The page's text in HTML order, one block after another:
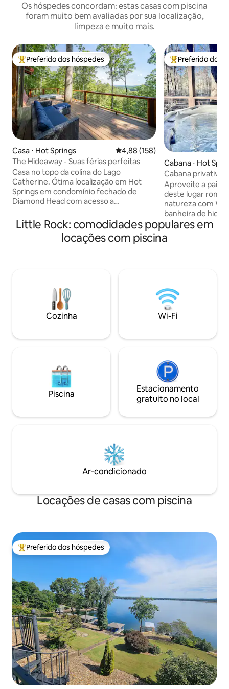
Os hóspedes concordam: estas casas com piscina
foram muito bem avaliadas por sua localização,
limpeza e muito mais.
Entre os melhores preferidos dos hóspedes
Preferido dos hóspedes
Casa ⋅ Hot Springs 4,88 de uma avaliação média de
4,88 (158)
The Hideaway - Suas férias perfeitas
Casa no topo da colina do Lago
Catherine. Ótima localização em Hot
Springs em condomínio fechado de
Diamond Head com acesso a
piscina, quadras de tênis/basquete e
muito mais! Loja de delicatessen
localizada no portão da frente para
as incríveis vistas do lago! Perto do
Parque Estadual de Catherine para
alugar caiaques, caminhar e explorar!
Águas termais no centro da cidade a
viagem está à sua espera!
Entre os
Preferido dos
Cabana ⋅ Hot
Cabana privativa
banheira de
piscina de cowboy
Aproveite a
deste lugar
natureza com
banheira de
piscina de
pequeno lago
de 10 minutos do
área de estar
de baixo ou um
dormir. Esta
perfeito em Hot
da natureza.
Little Rock: comodidades populares em
locações com piscina
Cozinha Wi-Fi
Piscina
Estacionamento
gratuito no local
Ar-condicionado
Locações de casas com piscina
Entre os melhores preferidos dos hóspedes
Preferido dos hóspedes